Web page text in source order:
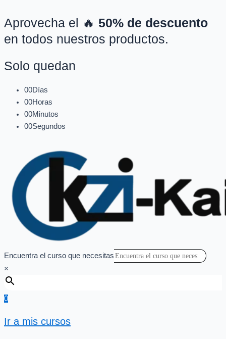
Aprovecha el 🔥 50% de descuento
en todos nuestros productos.
Solo quedan
00Días
00Horas
00Minutos
00Segundos
Encuentra el curso que necesitas
×
0
Ir a mis cursos